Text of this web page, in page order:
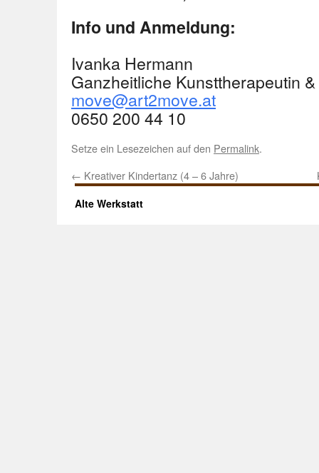
Info und Anmeldung:
Ivanka Hermann
Ganzheitliche Kunsttherapeutin
move@art2move.at
0650 200 44 10
Setze ein Lesezeichen auf den Permalink.
← Kreativer Kindertanz (4 – 6 Jahre)
Alte Werkstatt